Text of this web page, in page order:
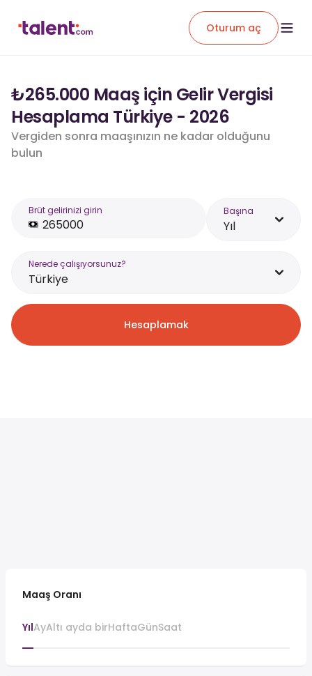
Oturum aç
₺265.000 Maaş için Gelir Vergisi
Hesaplama Türkiye - 2026
Vergiden sonra maaşınızın ne kadar olduğunu
bulun
Brüt gelirinizi girin Başına
Yıl
Nerede çalışıyorsunuz?
Türkiye
Hesaplamak
Maaş Oranı
YılAyAltı ayda birHaftaGünSaat